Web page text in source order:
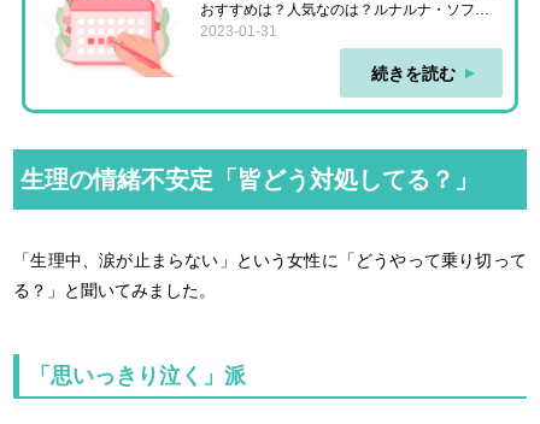
おすすめは？人気なのは？ルナルナ・ソフィ
など比較
2023-01-31
続きを読む
生理の情緒不安定「皆どう対処してる？」
「生理中、涙が止まらない」という女性に「どうやって乗り切って
る？」と聞いてみました。
「思いっきり泣く」派